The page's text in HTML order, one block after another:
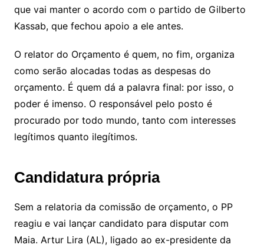
que vai manter o acordo com o partido de Gilberto
Kassab, que fechou apoio a ele antes.
O relator do Orçamento é quem, no fim, organiza
como serão alocadas todas as despesas do
orçamento. É quem dá a palavra final: por isso, o
poder é imenso. O responsável pelo posto é
procurado por todo mundo, tanto com interesses
legítimos quanto ilegítimos.
Candidatura própria
Sem a relatoria da comissão de orçamento, o PP
reagiu e vai lançar candidato para disputar com
Maia. Artur Lira (AL), ligado ao ex-presidente da